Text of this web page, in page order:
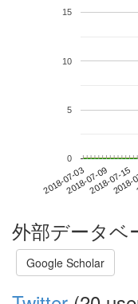
2018-07-032018-07-092018-07-15
0
5
10
15
外部データベ
Google Scholar